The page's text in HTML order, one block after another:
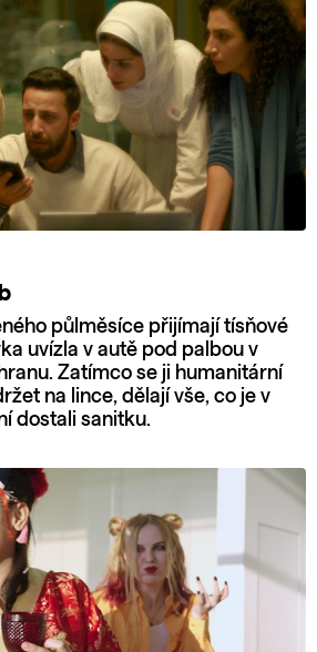
půlměsíce přijímají tísňové
uvízla v autě pod palbou v
Zatímco se ji humanitární
na lince, dělají vše, co je v
dostali sanitku.